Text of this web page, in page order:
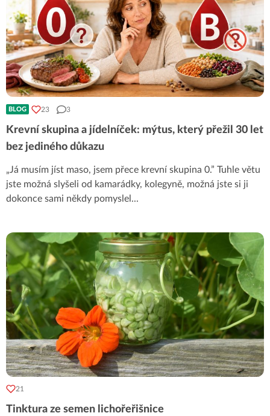
BLOG 23 3
Krevní skupina a jídelníček: mýtus, který přežil 30 let
bez jediného důkazu
„Já musím jíst maso, jsem přece krevní skupina 0.” Tuhle větu
jste možná slyšeli od kamarádky, kolegyně, možná jste si ji
dokonce sami někdy pomyslel ...
21
Tinktura ze semen lichořeřišnice